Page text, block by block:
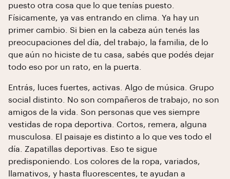
puesto otra cosa que lo que tenías puesto.
Físicamente, ya vas entrando en clima. Ya hay un
primer cambio. Si bien en la cabeza aún tenés las
preocupaciones del día, del trabajo, la familia, de lo
que aún no hiciste de tu casa, sabés que podés dejar
todo eso por un rato, en la puerta.
Entrás, luces fuertes, activas. Algo de música. Grupo
social distinto. No son compañeros de trabajo, no son
amigos de la vida. Son personas que ves siempre
vestidas de ropa deportiva. Cortos, remera, alguna
musculosa. El paisaje es distinto a lo que ves todo el
día. Zapatillas deportivas. Eso te sigue
predisponiendo. Los colores de la ropa, variados,
llamativos, y hasta fluorescentes, te ayudan a